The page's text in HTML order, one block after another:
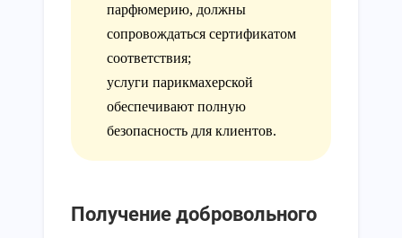
парфюмерию, должны
сопровождаться сертификатом
соответствия;
услуги парикмахерской
обеспечивают полную
безопасность для клиентов.
Получение добровольного